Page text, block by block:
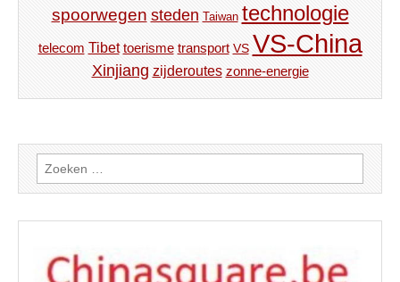
spoorwegen steden Taiwan technologie
telecom Tibet toerisme transport VS VS-China
Xinjiang zijderoutes zonne-energie
Zoeken
naar: